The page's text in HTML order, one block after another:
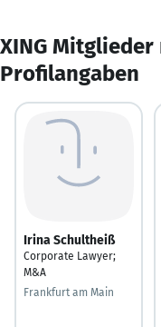
XING
Profilangaben
Irina Schultheiß
Corporate Lawyer;
M&A
Frankfurt am Main